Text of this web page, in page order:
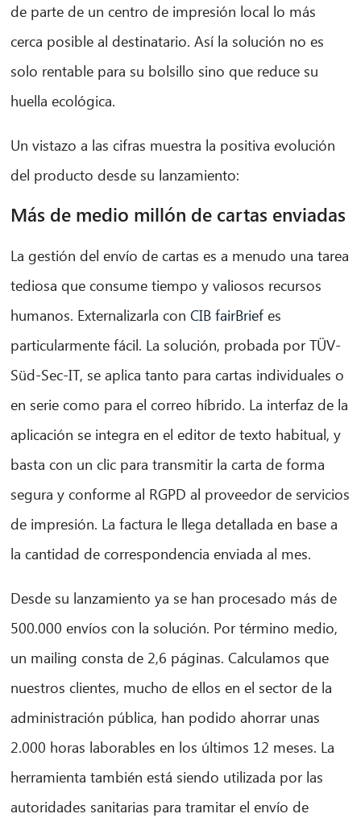
de parte de un centro de impresión local lo más
cerca posible al destinatario. Así la solución no es
solo rentable para su bolsillo sino que reduce su
huella ecológica.
Un vistazo a las cifras muestra la positiva evolución
del producto desde su lanzamiento:
Más de medio millón de cartas enviadas
La gestión del envío de cartas es a menudo una tarea
tediosa que consume tiempo y valiosos recursos
humanos. Externalizarla conCIB fairBrief es
particularmente fácil. La solución, probada por TÜV-
Süd-Sec-IT, se aplica tanto para cartas individuales o
en serie como para el correo híbrido. La interfaz de la
aplicación se integra en el editor de texto habitual, y
basta con un clic para transmitir la carta de forma
segura y conforme al RGPD al proveedor de servicios
de impresión. La factura le llega detallada en base a
la cantidad de correspondencia enviada al mes.
Desde su lanzamiento ya se han procesado más de
500.000 envíos con la solución. Por término medio,
un mailing consta de 2,6 páginas. Calculamos que
nuestros clientes, mucho de ellos en el sector de la
administración pública, han podido ahorrar unas
2.000 horas laborables en los últimos 12 meses. La
herramienta también está siendo utilizada por las
autoridades sanitarias para tramitar el envío de
CIB AI ChatBot